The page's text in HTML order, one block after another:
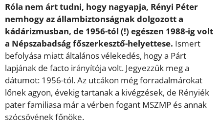
Róla nem árt tudni, hogy nagyapja, Rényi Péter
nemhogy az állambiztonságnak dolgozott a
kádárizmusban, de 1956-tól (!) egészen 1988-ig volt
a Népszabadság főszerkesztő-helyettese. Ismert
befolyása miatt általános vélekedés, hogy a Párt
lapjának de facto irányítója volt. Jegyezzük meg a
dátumot: 1956-tól. Az utcákon még forradalmárokat
lőnek agyon, évekig tartanak a kivégzések, de Rényiék
pater familiasa már a vérben fogant MSZMP és annak
szócsövének főnöke.